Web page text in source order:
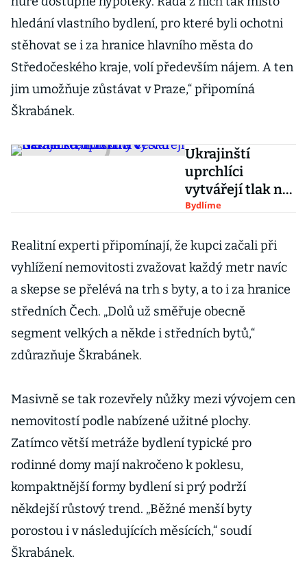
hledání vlastního bydlení, pro které byli ochotni
stěhovat se i za hranice hlavního města do
Středočeského kraje, volí především nájem. A ten
jim umožňuje zůstávat v Praze,“ připomíná
Škrabánek.
Ukrajinští
uprchlíci
vytvářejí tlak na
realitní trhy v
Polsku a Česku
Bydlíme
Realitní experti připomínají, že kupci začali při
vyhlížení nemovitosti zvažovat každý metr navíc
a skepse se přelévá na trh s byty, a to i za hranice
středních Čech. „Dolů už směřuje obecně
segment velkých a někde i středních bytů,“
zdůrazňuje Škrabánek.
Masivně se tak rozevřely nůžky mezi vývojem cen
nemovitostí podle nabízené užitné plochy.
Zatímco větší metráže bydlení typické pro
rodinné domy mají nakročeno k poklesu,
kompaktnější formy bydlení si prý podrží
někdejší růstový trend. „Běžné menší byty
porostou i v následujících měsících,“ soudí
Škrabánek.